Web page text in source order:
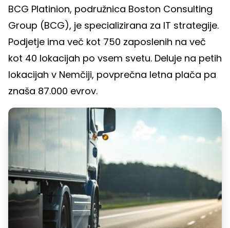
BCG Platinion, podružnica Boston Consulting
Group (BCG), je specializirana za IT strategije.
Podjetje ima več kot 750 zaposlenih na več
kot 40 lokacijah po vsem svetu. Deluje na petih
lokacijah v Nemčiji, povprečna letna plača pa
znaša 87.000 evrov.